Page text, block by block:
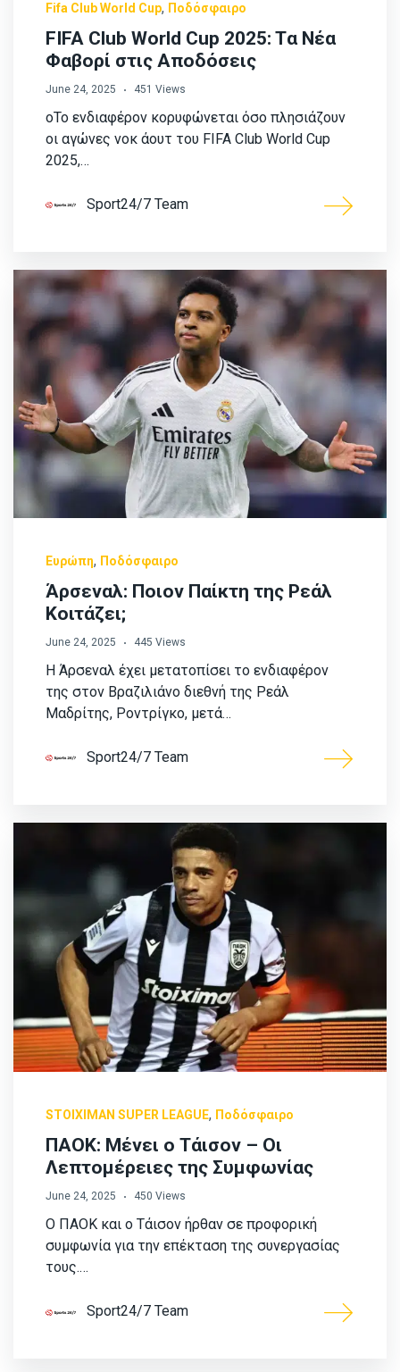
Fifa Club World Cup, Ποδόσφαιρο
FIFA Club World Cup 2025: Tα Νέα
Φαβορί στις Αποδόσεις
June 24, 2025 451 Views
οΤο ενδιαφέρον κορυφώνεται όσο πλησιάζουν
οι αγώνες νοκ άουτ του FIFA Club World Cup
2025,…
Sport24/7 Team
Ευρώπη, Ποδόσφαιρο
Άρσεναλ: Ποιον Παίκτη της Ρεάλ
Κοιτάζει;
June 24, 2025 445 Views
Η Άρσεναλ έχει μετατοπίσει το ενδιαφέρον
της στον Βραζιλιάνο διεθνή της Ρεάλ
Μαδρίτης, Ροντρίγκο, μετά…
Sport24/7 Team
STOIXIMAN SUPER LEAGUE, Ποδόσφαιρο
ΠΑΟΚ: Μένει ο Τάισον – Οι
Λεπτομέρειες της Συμφωνίας
June 24, 2025 450 Views
Ο ΠΑΟΚ και ο Τάισον ήρθαν σε προφορική
συμφωνία για την επέκταση της συνεργασίας
τους.…
Sport24/7 Team